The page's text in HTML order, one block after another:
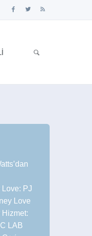
Love: PJ
Love
Hizmet:
LAB